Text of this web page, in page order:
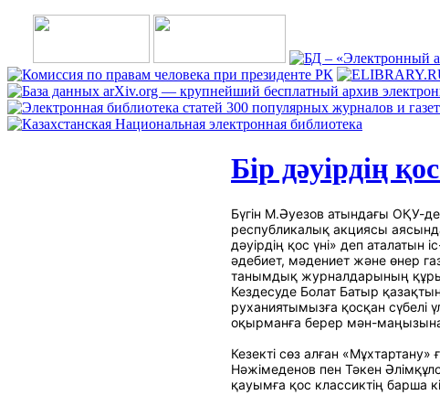
Бір дәуірдің
Бүгін М.Әуезов атындағы ОҚУ-
республикалық акциясы
дәуірдің қос үні» деп аталатын
әдебиет, мәдениет және өнер
танымдық журналдарының
Кездесуде Болат Батыр
руханиятымызға қосқан
оқырманға берер мән-
Кезекті сөз алған
Нәжімеденов пен Тәкен
қауымға қос классиктің барша